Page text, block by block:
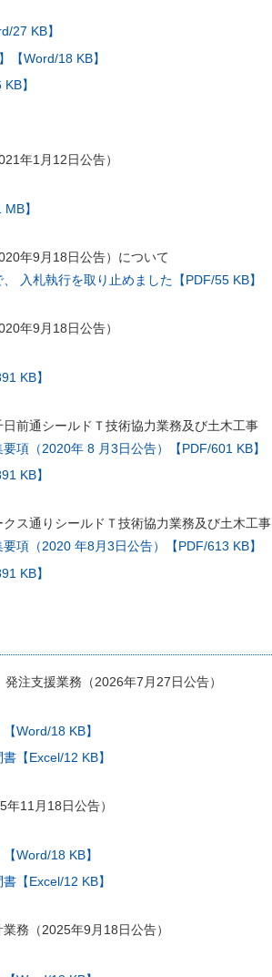
27 KB】
【Word/18 KB】
】
年1月12日公告）
】
年9月18日公告）について
入札執行を取り止めました【PDF/55 KB】
年9月18日公告）
KB】
前通シールドＴ技術協力業務及び土木工事
項（2020年 8 月3日公告）【PDF/601 KB】
KB】
ス通りシールドＴ技術協力業務及び土木工事
項（2020 年8月3日公告）【PDF/613 KB】
KB】
注支援業務（2026年7月27日公告）
【Word/18 KB】
【Excel/12 KB】
11月18日公告）
【Word/18 KB】
【Excel/12 KB】
務（2025年9月18日公告）